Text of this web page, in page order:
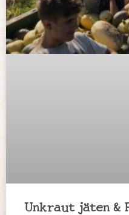
Unkraut jäten &